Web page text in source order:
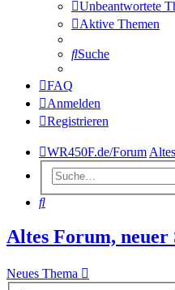
Unbeantwortete
Aktive Themen
Suche
FAQ
Anmelden
Registrieren
WR450F.de/Forum
Suche
Altes Forum, neuer
Neues Thema